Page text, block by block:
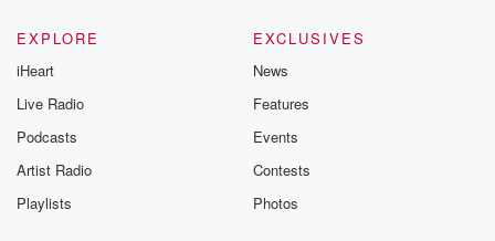
EXPLORE
iHeart
Live Radio
Podcasts
Artist Radio
Playlists
EXCLUSIVES
News
Features
Events
Contests
Photos